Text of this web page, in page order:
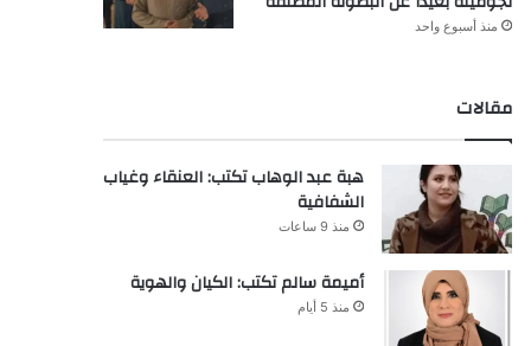
منذ أسبوع واحد
مقالات
هبة عبد الوهاب تكتب: العنقاء وغياب
الشفافية
منذ 9 ساعات
أميمة سالم تكتب: الكيان والهوية
منذ 5 أيام